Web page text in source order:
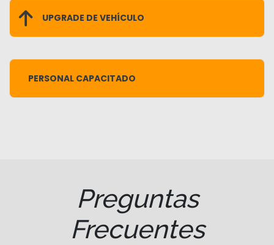
UPGRADE DE VEHÍCULO
PERSONAL CAPACITADO
Preguntas
Frecuentes